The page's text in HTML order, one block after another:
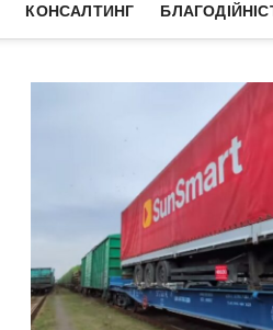
КОНСАЛТИНГ